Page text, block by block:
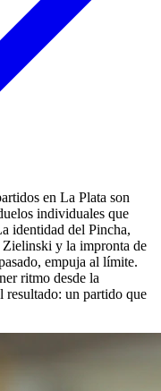
en La Plata son
individuales que
identidad del Pincha,
Zielinski y la impronta de
empuja al límite.
ritmo desde la
resultado: un partido que